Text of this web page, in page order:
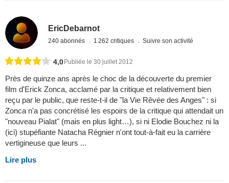
EricDebarnot
240 abonnés 1 262 critiques Suivre son activité
4,0 Publiée le 30 juillet 2012
Près de quinze ans après le choc de la découverte du premier
film d'Erick Zonca, acclamé par la critique et relativement bien
reçu par le public, que reste-t-il de "la Vie Rêvée des Anges" : si
Zonca n'a pas concrétisé les espoirs de la critique qui attendait un
"nouveau Pialat" (mais en plus light…), si ni Elodie Bouchez ni la
(ici) stupéfiante Natacha Régnier n'ont tout-à-fait eu la carrière
vertigineuse que leurs ...
Lire plus